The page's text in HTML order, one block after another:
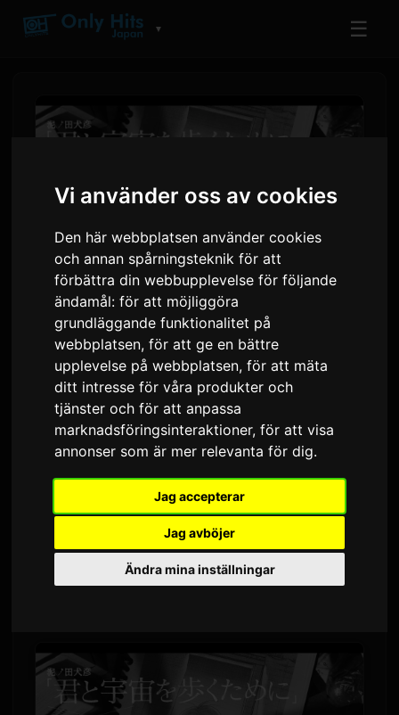
Vi använder oss av cookies
Den här webbplatsen använder cookies
och annan spårningsteknik för att
förbättra din webbupplevelse för följande
ändamål:för att möjliggöra
grundläggande funktionalitet på
webbplatsen,för att ge en bättre
upplevelse på webbplatsen,för att mäta
ditt intresse för våra produkter och
tjänster och för att anpassa
marknadsföringsinteraktioner,för att visa
annonser som är mer relevanta för dig.
Jag accepterar
Jag avböjer
Ändra mina inställningar
▼ ☰
Mangan 'Kimi to Uchuu wo
Aruku Tame ni' släpper
samarbetsvideo med BUMP
OF CHICKEN
AvSam 7 juli 2026
Översatt från engelska
1,529 visningar
Kimi to Uchuu wo Aruku Tame ni
släppt en specialvideo i samarbete med låten
Seinto Erumo no Hi (St. Elmo's Fire)avBUMP OF